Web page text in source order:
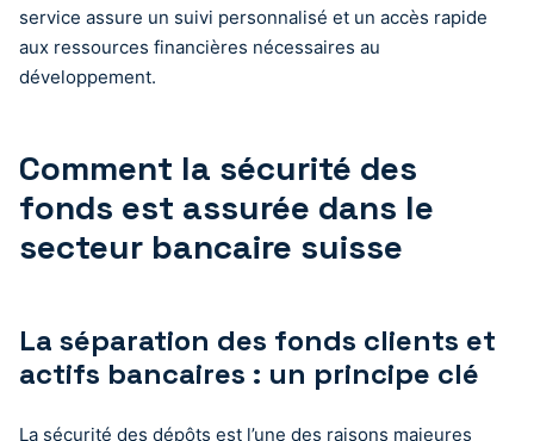
service assure un suivi personnalisé et un accès rapide
aux ressources financières nécessaires au
développement.
Comment la sécurité des
fonds est assurée dans le
secteur bancaire suisse
La séparation des fonds clients et
actifs bancaires : un principe clé
La sécurité des dépôts est l’une des raisons majeures